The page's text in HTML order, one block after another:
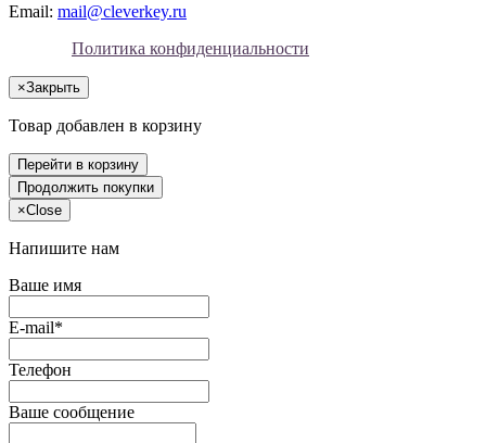
Email: mail@cleverkey.ru
Политика конфиденциальности
×Закрыть
Товар добавлен в корзину
Перейти в корзину
Продолжить покупки
×Close
Напишите нам
Ваше имя
E-mail*
Телефон
Ваше сообщение